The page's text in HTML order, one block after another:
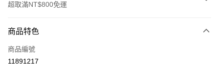
超取滿NT$800免運
信用卡一次付款
超商取貨付款
商品特色
商品編號
11891217